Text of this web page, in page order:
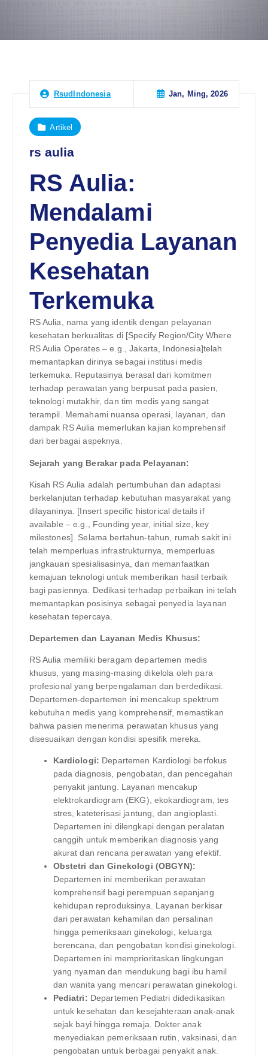
RsudIndonesia Jan, Ming, 2026
Artikel
rs aulia
RS Aulia:
Mendalami
Penyedia Layanan
Kesehatan
Terkemuka
RS Aulia, nama yang identik dengan pelayanan
kesehatan berkualitas di [Specify Region/City Where
RS Aulia Operates – e.g., Jakarta, Indonesia]telah
memantapkan dirinya sebagai institusi medis
terkemuka. Reputasinya berasal dari komitmen
terhadap perawatan yang berpusat pada pasien,
teknologi mutakhir, dan tim medis yang sangat
terampil. Memahami nuansa operasi, layanan, dan
dampak RS Aulia memerlukan kajian komprehensif
dari berbagai aspeknya.
Sejarah yang Berakar pada Pelayanan:
Kisah RS Aulia adalah pertumbuhan dan adaptasi
berkelanjutan terhadap kebutuhan masyarakat yang
dilayaninya. [Insert specific historical details if
available – e.g., Founding year, initial size, key
milestones]. Selama bertahun-tahun, rumah sakit ini
telah memperluas infrastrukturnya, memperluas
jangkauan spesialisasinya, dan memanfaatkan
kemajuan teknologi untuk memberikan hasil terbaik
bagi pasiennya. Dedikasi terhadap perbaikan ini telah
memantapkan posisinya sebagai penyedia layanan
kesehatan tepercaya.
Departemen dan Layanan Medis Khusus:
RS Aulia memiliki beragam departemen medis
khusus, yang masing-masing dikelola oleh para
profesional yang berpengalaman dan berdedikasi.
Departemen-departemen ini mencakup spektrum
kebutuhan medis yang komprehensif, memastikan
bahwa pasien menerima perawatan khusus yang
disesuaikan dengan kondisi spesifik mereka.
Kardiologi: Departemen Kardiologi berfokus
pada diagnosis, pengobatan, dan pencegahan
penyakit jantung. Layanan mencakup
elektrokardiogram (EKG), ekokardiogram, tes
stres, kateterisasi jantung, dan angioplasti.
Departemen ini dilengkapi dengan peralatan
canggih untuk memberikan diagnosis yang
akurat dan rencana perawatan yang efektif.
Obstetri dan Ginekologi (OBGYN):
Departemen ini memberikan perawatan
komprehensif bagi perempuan sepanjang
kehidupan reproduksinya. Layanan berkisar
dari perawatan kehamilan dan persalinan
hingga pemeriksaan ginekologi, keluarga
berencana, dan pengobatan kondisi ginekologi.
Departemen ini memprioritaskan lingkungan
yang nyaman dan mendukung bagi ibu hamil
dan wanita yang mencari perawatan ginekologi.
Pediatri: Departemen Pediatri didedikasikan
untuk kesehatan dan kesejahteraan anak-anak
sejak bayi hingga remaja. Dokter anak
menyediakan pemeriksaan rutin, vaksinasi, dan
pengobatan untuk berbagai penyakit anak.